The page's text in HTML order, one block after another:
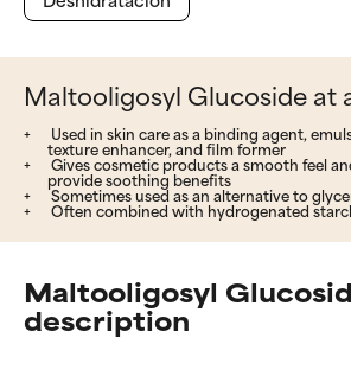
Maltooligosyl Glucoside at
Used in skin care as a binding agent,
texture enhancer, and film former
Gives cosmetic products a smooth feel
provide soothing benefits
Sometimes used as an alternative to
Often combined with hydrogenated
Maltooligosyl
description